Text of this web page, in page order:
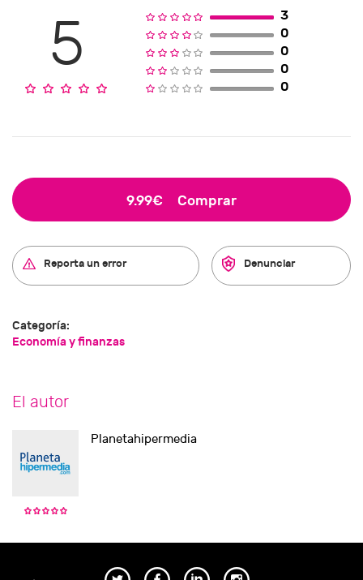
5
3
0
0
0
0
9.99€ Comprar
Reporta un error Denunciar
Categoría:
Economía y finanzas
El autor
Planetahipermedia